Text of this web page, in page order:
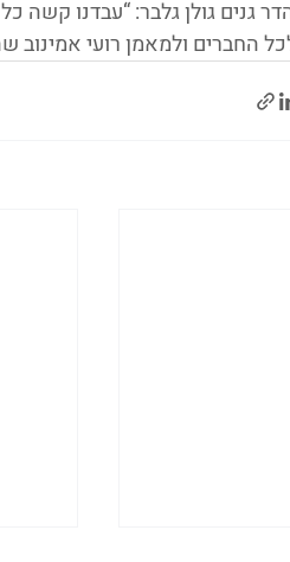
גנים גולן גלבר: “עבדנו קשה
החברים ולמאמן רועי אמינוב